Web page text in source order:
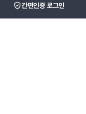
간편인증 로그인